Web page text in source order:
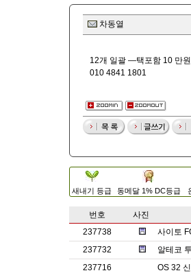
차동열
12개 일괄 —택포함 10 만원
010 4841 1801
새내기 등급 동메달 1% DC등급
번호
사진
237738
사이토
237732
알테코
237716
OS 32